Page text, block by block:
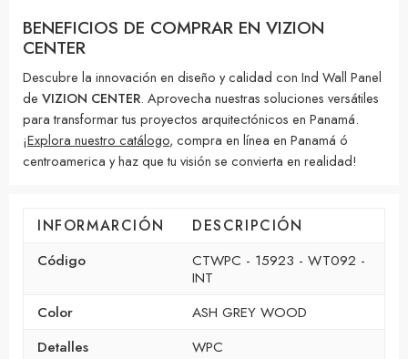
BENEFICIOS DE COMPRAR EN VIZION
CENTER
Descubre la innovación en diseño y calidad con Ind Wall Panel
de VIZION CENTER. Aprovecha nuestras soluciones versátiles
para transformar tus proyectos arquitectónicos en Panamá.
¡Explora nuestro catálogo, compra en línea en Panamá ó
centroamerica y haz que tu visión se convierta en realidad!
INFORMARCIÓN
DESCRIPCIÓN
Código
CTWPC - 15923 - WT092 -
INT
Color
ASH GREY WOOD
Detalles
WPC